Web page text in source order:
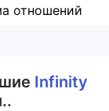
отношений
Infinity